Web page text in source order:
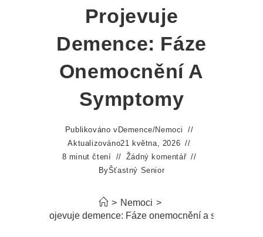
Projevuje
Demence: Fáze
Onemocnění A
Symptomy
Publikováno v Demence/Nemoci
Aktualizováno21 května, 2026
8 minut čtení
Žádný komentář
ByŠťastný Senior
> Nemoci >
Kdy se projevuje demence: Fáze onemocnění a symptomy